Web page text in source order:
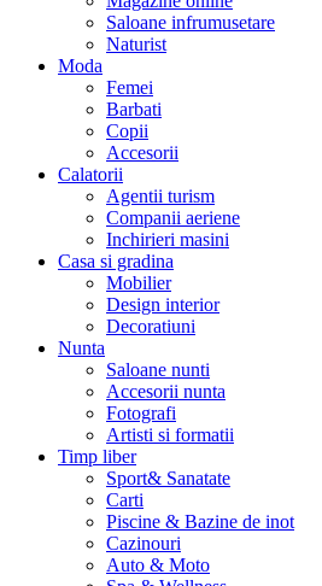
Saloane infrumusetare
Naturist
Moda
Femei
Barbati
Copii
Accesorii
Calatorii
Agentii turism
Companii aeriene
Inchirieri masini
Casa si gradina
Mobilier
Design interior
Decoratiuni
Nunta
Saloane nunti
Accesorii nunta
Fotografi
Artisti si formatii
Timp liber
Sport& Sanatate
Carti
Piscine & Bazine de inot
Cazinouri
Auto & Moto